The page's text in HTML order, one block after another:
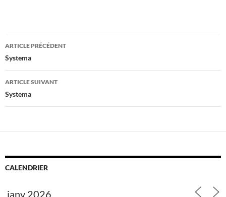
Navigation
des
articles
ARTICLE PRÉCÉDENT
Systema
ARTICLE SUIVANT
Systema
CALENDRIER